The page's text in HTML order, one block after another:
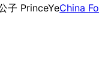
子 PrinceYeChina